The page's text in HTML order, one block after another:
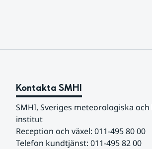
Kontakta SMHI
SMHI, Sveriges meteorologiska
institut
Reception och växel: 011-495 80 00
Telefon kundtjänst: 011-495 82 00